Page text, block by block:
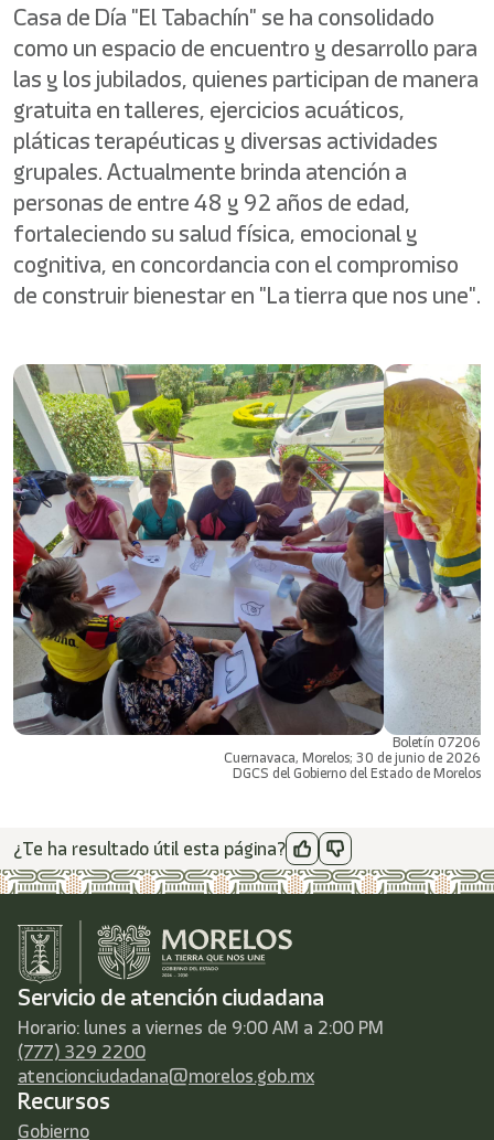
Casa de Día "El Tabachín" se ha consolidado
como un espacio de encuentro y desarrollo para
las y los jubilados, quienes participan de manera
gratuita en talleres, ejercicios acuáticos,
pláticas terapéuticas y diversas actividades
grupales. Actualmente brinda atención a
personas de entre 48 y 92 años de edad,
fortaleciendo su salud física, emocional y
cognitiva, en concordancia con el compromiso
de construir bienestar en "La tierra que nos une".
Boletín 07206
Cuernavaca, Morelos; 30 de junio de 2026
DGCS del Gobierno del Estado de Morelos
¿Te ha resultado útil esta página?
Servicio de atención ciudadana
Horario: lunes a viernes de 9:00 AM a 2:00 PM
(777) 329 2200
atencionciudadana@morelos.gob.mx
Recursos
Gobierno